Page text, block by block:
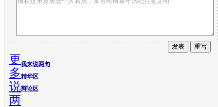
我来说两句
精华区
辩论区
更
多
说
两